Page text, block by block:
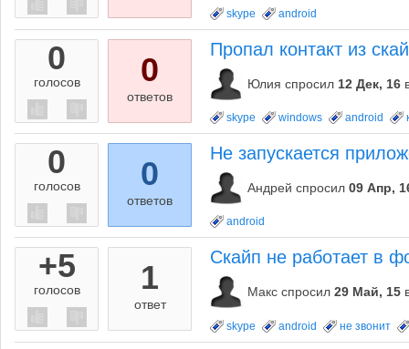
skype android
0
голосов 0
ответов
Пропал контакт из
Юлия спросил 12 Дек, 16
skype windows android
0
голосов 0
ответов
Не запускается
Андрей спросил 09 Апр,
android
+5
голосов 1
ответ
Скайп не работает в
Макс спросил 29 Май, 15
skype android не звонит